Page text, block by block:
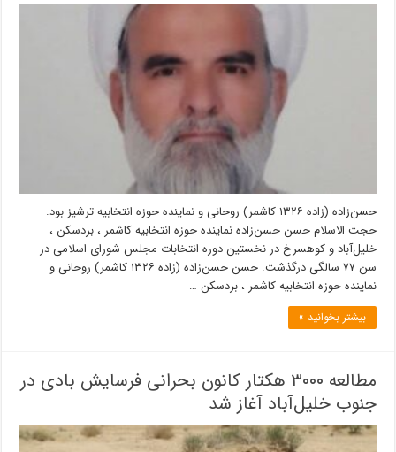
حسن‌زاده (زاده ۱۳۲۶ کاشمر) روحانی و نماینده حوزه انتخابیه ترشیز بود.
حجت الاسلام حسن حسن‌زاده نماینده حوزه انتخابیه کاشمر ، بردسکن ،
خلیل‌آباد و کوهسرخ در نخستین دوره انتخابات مجلس شورای اسلامی در
سن ۷۷ سالگی درگذشت. حسن حسن‌زاده (زاده ۱۳۲۶ کاشمر) روحانی و
نماینده حوزه انتخابیه کاشمر ، بردسکن …
بیشتر بخوانید »
مطالعه ۳۰۰۰ هکتار کانون بحرانی فرسایش بادی در
جنوب خلیل‌آباد آغاز شد